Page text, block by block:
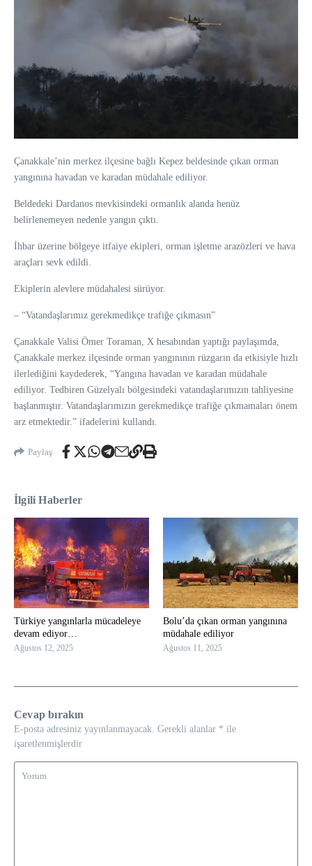
Çanakkale’nin merkez ilçesine bağlı Kepez beldesinde çıkan orman
yangınına havadan ve karadan müdahale ediliyor.
Beldedeki Dardanos mevkisindeki ormanlık alanda henüz
belirlenemeyen nedenle yangın çıktı.
İhbar üzerine bölgeye itfaiye ekipleri, orman işletme arazözleri ve hava
araçları sevk edildi.
Ekiplerin alevlere müdahalesi sürüyor.
– “Vatandaşlarımız gerekmedikçe trafiğe çıkmasın”
Çanakkale Valisi Ömer Toraman, X hesabından yaptığı paylaşımda,
Çanakkale merkez ilçesinde orman yangınının rüzgarın da etkisiyle hızlı
ilerlediğini kaydederek, “Yangına havadan ve karadan müdahale
ediliyor. Tedbiren Güzelyalı bölgesindeki vatandaşlarımızın tahliyesine
başlanmıştır. Vatandaşlarımızın gerekmedikçe trafiğe çıkmamaları önem
arz etmektedir.” ifadelerini kullandı.
Paylaş
İlgili Haberler
Türkiye yangınlarla mücadeleye
devam ediyor…
Ağustos 12, 2025
Bolu’da çıkan orman yangınına
müdahale ediliyor
Ağustos 11, 2025
Cevap bırakın
E-posta adresiniz yayınlanmayacak. Gerekli alanlar * ile
işaretlenmişlerdir